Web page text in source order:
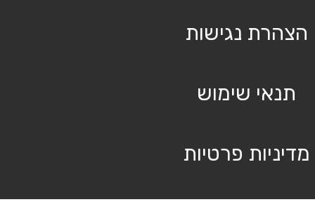
הצהרת נגישות
תנאי שימוש
מדיניות פרטיות